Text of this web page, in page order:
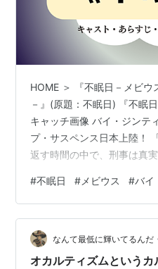
HOME ＞ 『不眠日－メビウ
－』(原題：不眠日) 『不眠
キャッチ画像 バイ・ジンテ
プ・サスペンス日本上陸！
返す時間の中で、刑事は真
スペンス」「iQIYI配信開始
中国で驚異的なスピードで
日本放送！白敬亭（バイ・
経て挑んだ体当たりのアク
す。 中国のレビューサイト
#不眠日 # メビウス #バイ
なんて最低に輝いてるんだ
オカルティズムという